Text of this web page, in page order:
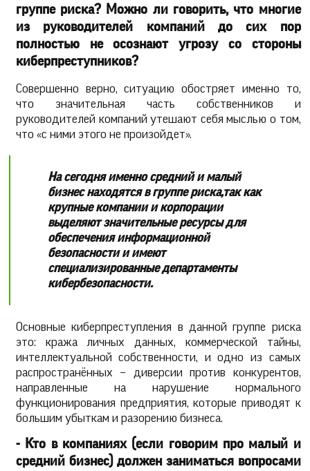
группе риска? Можно ли говорить, что многие
из руководителей компаний до сих пор
полностью не осознают угрозу со стороны
киберпреступников?
Совершенно верно, ситуацию обостряет именно то,
что значительная часть собственников и
руководителей компаний утешают себя мыслью о том,
что «с ними этого не произойдет».
На сегодня именно средний и малый
бизнес находятся в группе риска,так как
крупные компании и корпорации
выделяют значительные ресурсы для
обеспечения информационной
безопасности и имеют
специализированные департаменты
кибербезопасности.
Основные киберпреступления в данной группе риска
это: кража личных данных, коммерческой тайны,
интеллектуальной собственности, и одно из самых
распространённых – диверсии против конкурентов,
направленные на нарушение нормального
функционирования предприятия, которые приводят к
большим убыткам и разорению бизнеса.
- Кто в компаниях (если говорим про малый и
средний бизнес) должен заниматься вопросами